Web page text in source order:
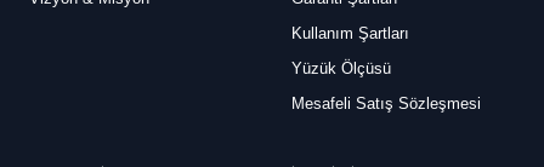
Kullanım Şartları
Yüzük Ölçüsü
Mesafeli Satış Sözleşmesi